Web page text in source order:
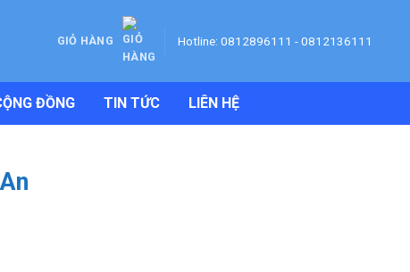
GIỎ HÀNG Hotline: 0812896111 - 0812136111
ĐỒNG TIN TỨC LIÊN HỆ